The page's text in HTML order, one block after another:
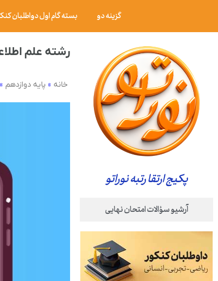
گزینه دو بسته گام اول دواطلبان کنکور
پکیج ارتقا رتبه نوراتو
آرشیو سؤالات امتحان نهایی
رشته علم
خانه » پایه دوازدهم »